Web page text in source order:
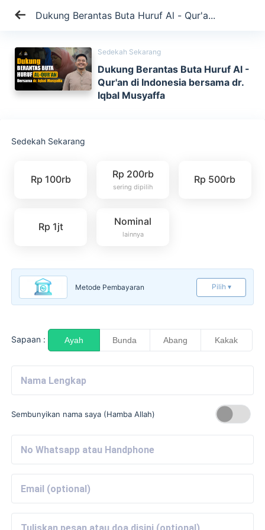
Dukung Berantas Buta Huruf Al - Qur'a...
Sedekah Sekarang
Dukung Berantas Buta Huruf Al -
Qur'an di Indonesia bersama dr.
Iqbal Musyaffa
Sedekah Sekarang
Rp 100rb Rp 200rb
sering dipilih
Rp 500rb
Rp 1jt Nominal
lainnya
Metode Pembayaran Pilih ▾
Sapaan : Ayah Bunda Abang Kakak
Sembunyikan nama saya (Hamba Allah)